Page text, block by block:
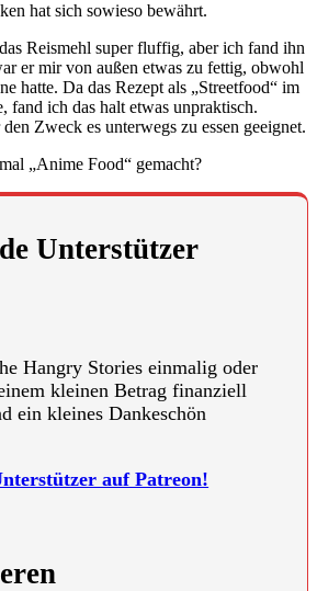
hat sich sowieso bewährt.
Reismehl super fluffig, aber ich fand ihn
er mir von außen etwas zu fettig, obwohl
hatte. Da das Rezept als „Streetfood“ im
fand ich das halt etwas unpraktisch.
Zweck es unterwegs zu essen geeignet.
„Anime Food“ gemacht?
Unterstützer
Hangry Stories einmalig oder
kleinen Betrag finanziell
ein kleines Dankeschön
auf Patreon!